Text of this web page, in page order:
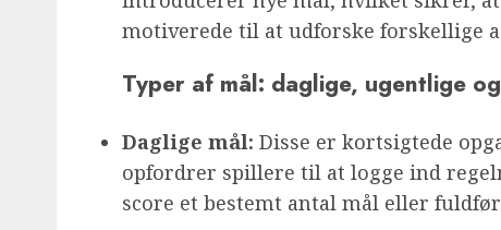
motiverede til at udforske forskellige
Typer af mål: daglige, ugentlige
Daglige mål: Disse er kortsigtede
opfordrer spillere til at logge ind
score et bestemt antal mål eller